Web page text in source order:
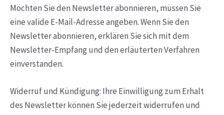
Möchten Sie den Newsletter abonnieren, müssen Sie
eine valide E-Mail-Adresse angeben. Wenn Sie den
Newsletter abonnieren, erklären Sie sich mit dem
Newsletter-Empfang und den erläuterten Verfahren
einverstanden.
Widerruf und Kündigung: Ihre Einwilligung zum Erhalt
des Newsletter können Sie jederzeit widerrufen und